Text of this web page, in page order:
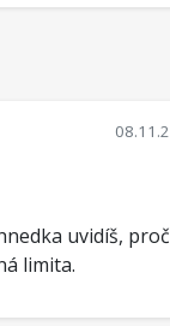
uvidíš,
limita.